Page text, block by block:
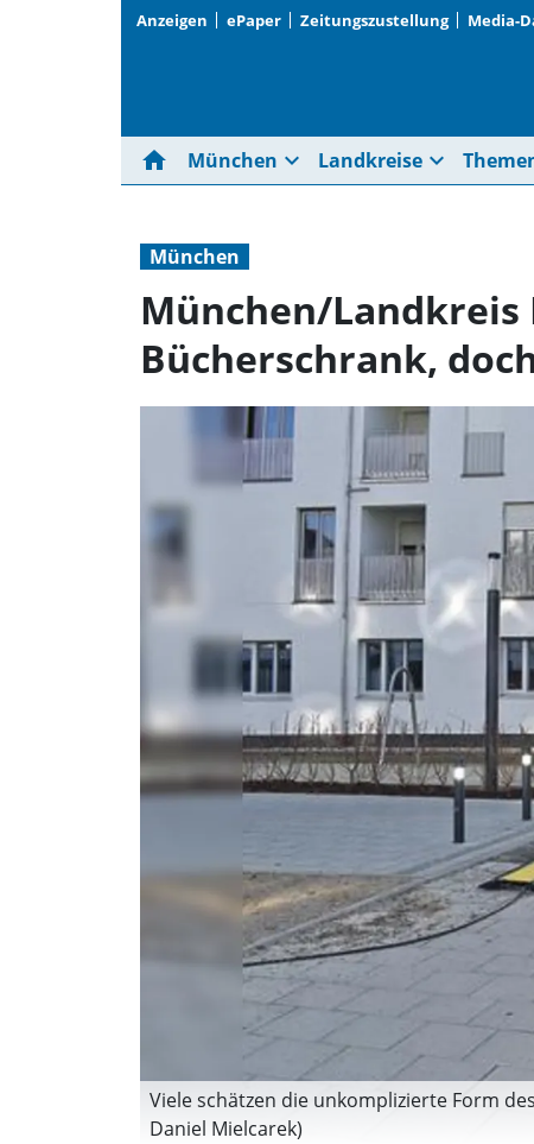
Anzeigen ePaper Zeitungszustellung Media-
home München expand_more Landkreise expand_more
München
München/Landkreis
Bücherschrank,
Viele schätzen die unkomplizierte Form
Daniel Mielcarek)